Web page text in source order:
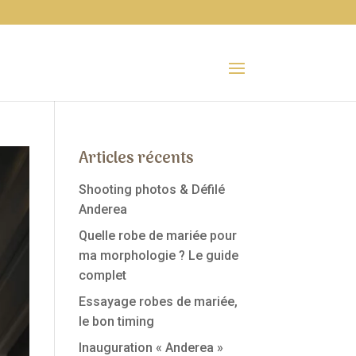
Articles récents
Shooting photos & Défilé
Anderea
Quelle robe de mariée pour
ma morphologie ? Le guide
complet
Essayage robes de mariée,
le bon timing
Inauguration « Anderea »